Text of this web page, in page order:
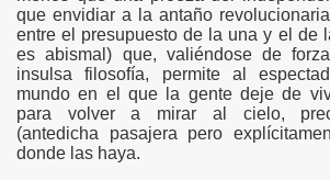
que envidiar a la antaño revolucionaria
entre el presupuesto de la una y el de
es abismal) que, valiéndose de
insulsa filosofía, permite al
mundo en el que la gente deje de
para volver a mirar al cielo,
(antedicha pasajera pero
donde las haya.